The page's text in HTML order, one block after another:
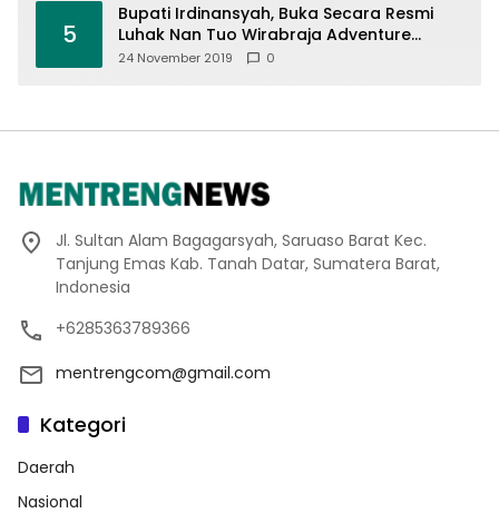
5
Bupati Irdinansyah, Buka Secara Resmi
Luhak Nan Tuo Wirabraja Adventure
Offroad 2019
24 November 2019 0
Jl. Sultan Alam Bagagarsyah, Saruaso Barat Kec.
Tanjung Emas Kab. Tanah Datar, Sumatera Barat,
Indonesia
+6285363789366
mentrengcom@gmail.com
Kategori
Daerah
Nasional